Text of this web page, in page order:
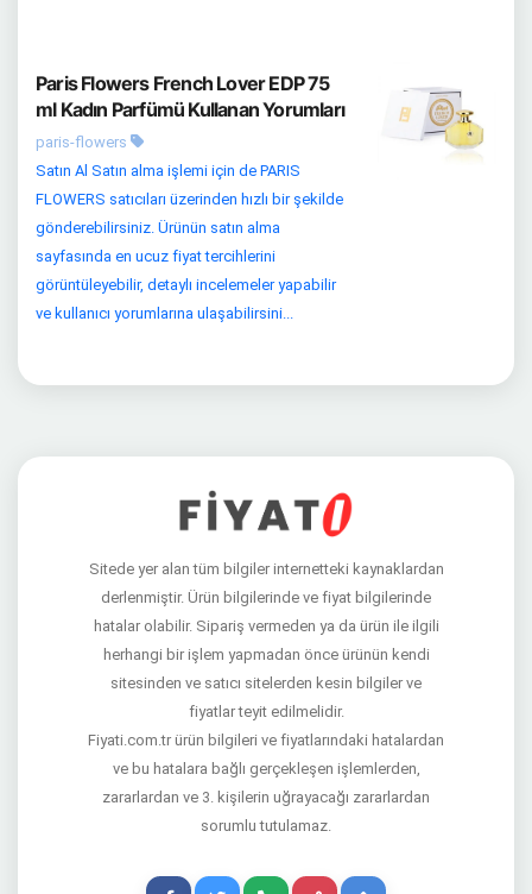
Paris Flowers French Lover EDP 75
ml Kadın Parfümü Kullanan Yorumları
paris-flowers
Satın Al Satın alma işlemi için de PARIS
FLOWERS satıcıları üzerinden hızlı bir şekilde
gönderebilirsiniz. Ürünün satın alma
sayfasında en ucuz fiyat tercihlerini
görüntüleyebilir, detaylı incelemeler yapabilir
ve kullanıcı yorumlarına ulaşabilirsini...
Sitede yer alan tüm bilgiler internetteki kaynaklardan
derlenmiştir. Ürün bilgilerinde ve fiyat bilgilerinde
hatalar olabilir. Sipariş vermeden ya da ürün ile ilgili
herhangi bir işlem yapmadan önce ürünün kendi
sitesinden ve satıcı sitelerden kesin bilgiler ve
fiyatlar teyit edilmelidir.
Fiyati.com.tr ürün bilgileri ve fiyatlarındaki hatalardan
ve bu hatalara bağlı gerçekleşen işlemlerden,
zararlardan ve 3. kişilerin uğrayacağı zararlardan
sorumlu tutulamaz.